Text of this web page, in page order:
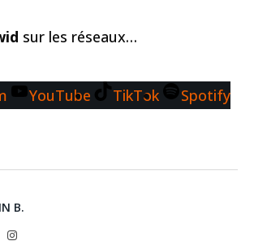
sur les réseaux…
YouTube TikTok Spotify
B.
Instagram